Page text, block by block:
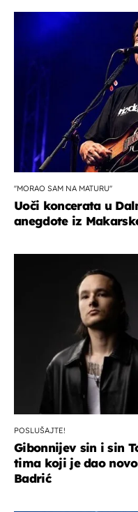
''MORAO SAM NA MATURU''
Uoči koncerata u
anegdote iz
POSLUŠAJTE!
Gibonnijev sin i sin
tima koji je dao
Badrić